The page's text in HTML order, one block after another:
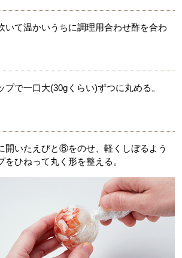
いて温かいうちに調理用合わせ酢を合わ
で一口大(30gくらい)ずつに丸める。
開いたえびと⑥をのせ、軽くしぼるよう
をひねって丸く形を整える。